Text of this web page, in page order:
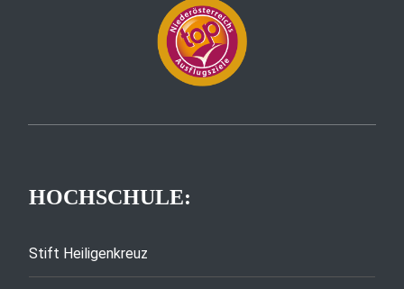
HOCHSCHULE:
Stift Heiligenkreuz